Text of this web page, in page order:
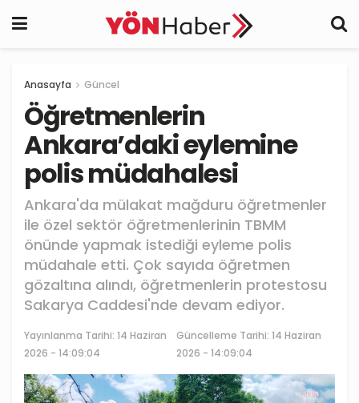
Anasayfa Güncel
Öğretmenlerin
Ankara’daki eylemine
polis müdahalesi
Ankara'da mülakat mağduru öğretmenler
ile özel sektör öğretmenlerinin TBMM
önünde yapmak istediği eyleme polis
müdahale etti. Çok sayıda öğretmen
gözaltına alındı, öğretmenlerin protestosu
Sakarya Caddesi'nde devam ediyor.
Yayınlanma Tarihi: 14 Haziran
2026 - 14:09:04
Güncelleme Tarihi: 14 Haziran
2026 - 14:09:04